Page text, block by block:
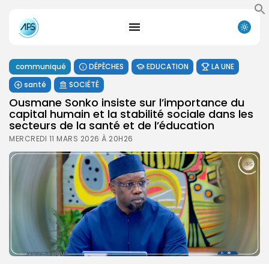
communiqué DÉPÊCHES EDUCATION
LA UNE
santé
SOCIÉTÉ
Ousmane Sonko insiste sur l’importance du
capital humain et la stabilité sociale dans les
secteurs de la santé et de l’éducation
MERCREDI 11 MARS 2026 À 20H26